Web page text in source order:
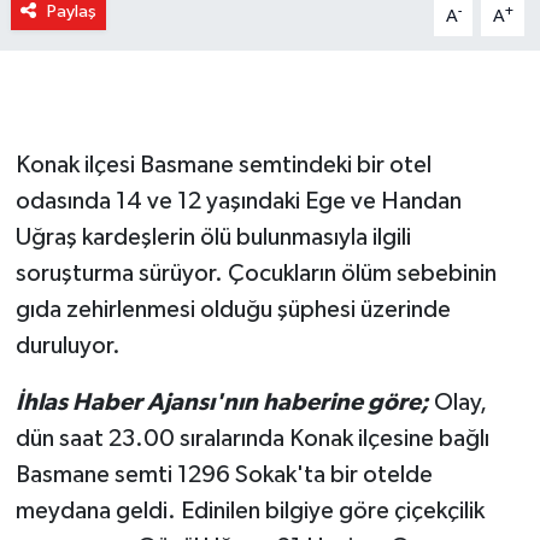
Paylaş A- A+
Konak ilçesi Basmane semtindeki bir otel
odasında 14 ve 12 yaşındaki Ege ve Handan
Uğraş kardeşlerin ölü bulunmasıyla ilgili
soruşturma sürüyor. Çocukların ölüm sebebinin
gıda zehirlenmesi olduğu şüphesi üzerinde
duruluyor.
İhlas Haber Ajansı'nın haberine göre;Olay,
dün saat 23.00 sıralarında Konak ilçesine bağlı
Basmane semti 1296 Sokak'ta bir otelde
meydana geldi. Edinilen bilgiye göre çiçekçilik